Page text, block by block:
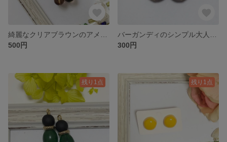
500円
300円
残り1点 残り1点